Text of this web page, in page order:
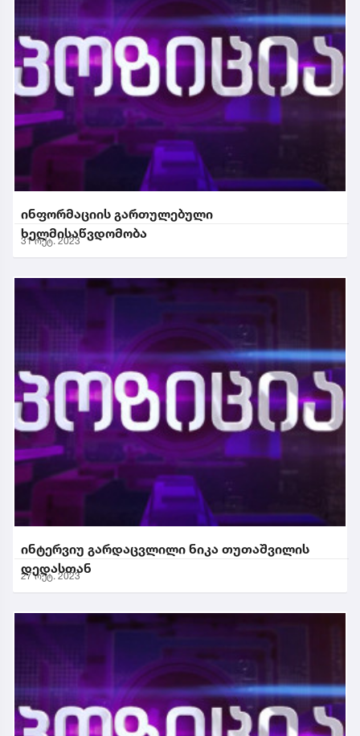
ინფორმაციის გართულებული
ხელმისაწვდომობა
31 ოქტ. 2023
ინტერვიუ გარდაცვლილი ნიკა თუთაშვილის
დედასთან
27 ოქტ. 2023